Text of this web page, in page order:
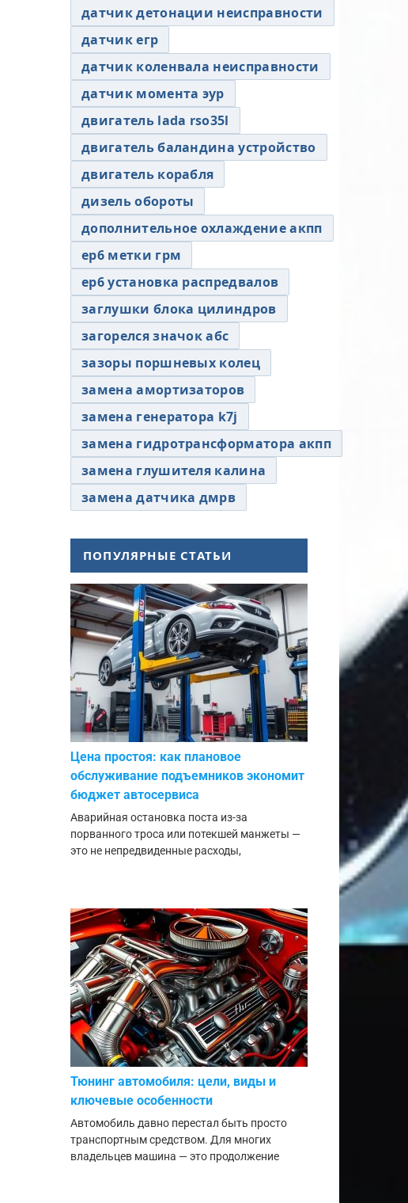
датчик детонации неисправности
датчик егр
датчик коленвала неисправности
датчик момента эур
двигатель lada rso35l
двигатель баландина устройство
двигатель корабля
дизель обороты
дополнительное охлаждение акпп
ер6 метки грм
ер6 установка распредвалов
заглушки блока цилиндров
загорелся значок абс
зазоры поршневых колец
замена амортизаторов
замена генератора k7j
замена гидротрансформатора акпп
замена глушителя калина
замена датчика дмрв
ПОПУЛЯРНЫЕ СТАТЬИ
Цена простоя: как плановое
обслуживание подъемников экономит
бюджет автосервиса
Аварийная остановка поста из-за
порванного троса или потекшей манжеты —
это не непредвиденные расходы,
Тюнинг автомобиля: цели, виды и
ключевые особенности
Автомобиль давно перестал быть просто
транспортным средством. Для многих
владельцев машина — это продолжение